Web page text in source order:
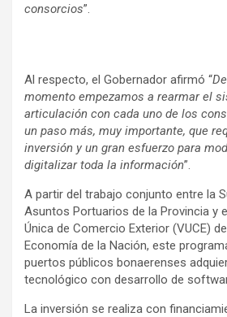
consorcios”.
Al respecto, el Gobernador afirmó “
momento empezamos a rearmar el
articulación con cada uno de los
un paso más, muy importante, que
inversión y un gran esfuerzo para
digitalizar toda la información”.
A partir del trabajo conjunto entre la
Asuntos Portuarios de la Provincia y
Única de Comercio Exterior (VUCE)
Economía de la Nación, este
puertos públicos bonaerenses
tecnológico con desarrollo de
La inversión se realiza con